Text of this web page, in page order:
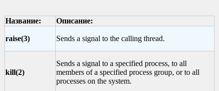
Название: Описание:
raise(3) Sends a signal to the calling thread.
kill(2)
Sends a signal to a specified process, to all
members of a specified process group, or to all
processes on the system.